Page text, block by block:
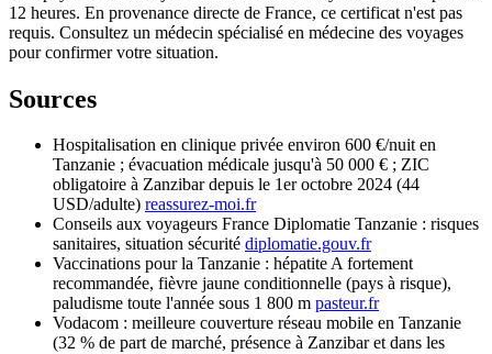
12 heures. En provenance directe de France, ce certificat n'est pas
requis. Consultez un médecin spécialisé en médecine des voyages
pour confirmer votre situation.
Sources
Hospitalisation en clinique privée environ 600 €/nuit en
Tanzanie ; évacuation médicale jusqu'à 50 000 € ; ZIC
obligatoire à Zanzibar depuis le 1er octobre 2024 (44
USD/adulte) reassurez-moi.fr
Conseils aux voyageurs France Diplomatie Tanzanie : risques
sanitaires, situation sécurité diplomatie.gouv.fr
Vaccinations pour la Tanzanie : hépatite A fortement
recommandée, fièvre jaune conditionnelle (pays à risque),
paludisme toute l'année sous 1 800 m pasteur.fr
Vodacom : meilleure couverture réseau mobile en Tanzanie
(32 % de part de marché, présence à Zanzibar et dans les